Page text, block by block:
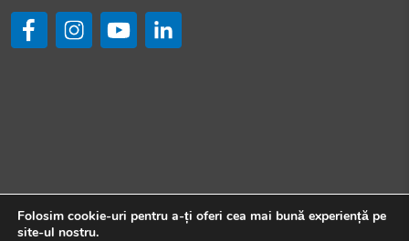
Folosim cookie-uri pentru a-ți oferi cea mai bună experiență pe
site-ul nostru.